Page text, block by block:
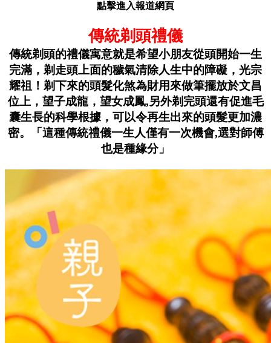
點擊進入報道網頁
傳統剃頭禮儀
傳統剃頭的禮儀寓意就是希望小朋友從頭開始一生
完滿，剃走頭上面的穢氣清除人生中的障礙，光宗
耀祖！剃下來的頭髮化煞為財用來做筆擺放於文昌
位上，望子成龍，望女成鳳,另外剃完頭還有促進毛
囊生長的科學根據，可以令再生出來的頭髮更加濃
密。
「這種傳統禮儀一生人僅有一次機會,選對師傅
也是種緣分」